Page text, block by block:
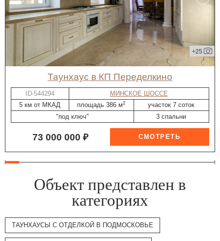
+25
таунхаус в КП Переделкино
ID-544294
МИНСКОЕ ШОССЕ
5 км от МКАД
площадь 386 м2
участок 7 соток
"под ключ"
3 спальни
73 000 000 ₽
Объект представлен в
категориях
ТАУНХАУСЫ С ОТДЕЛКОЙ В ПОДМОСКОВЬЕ